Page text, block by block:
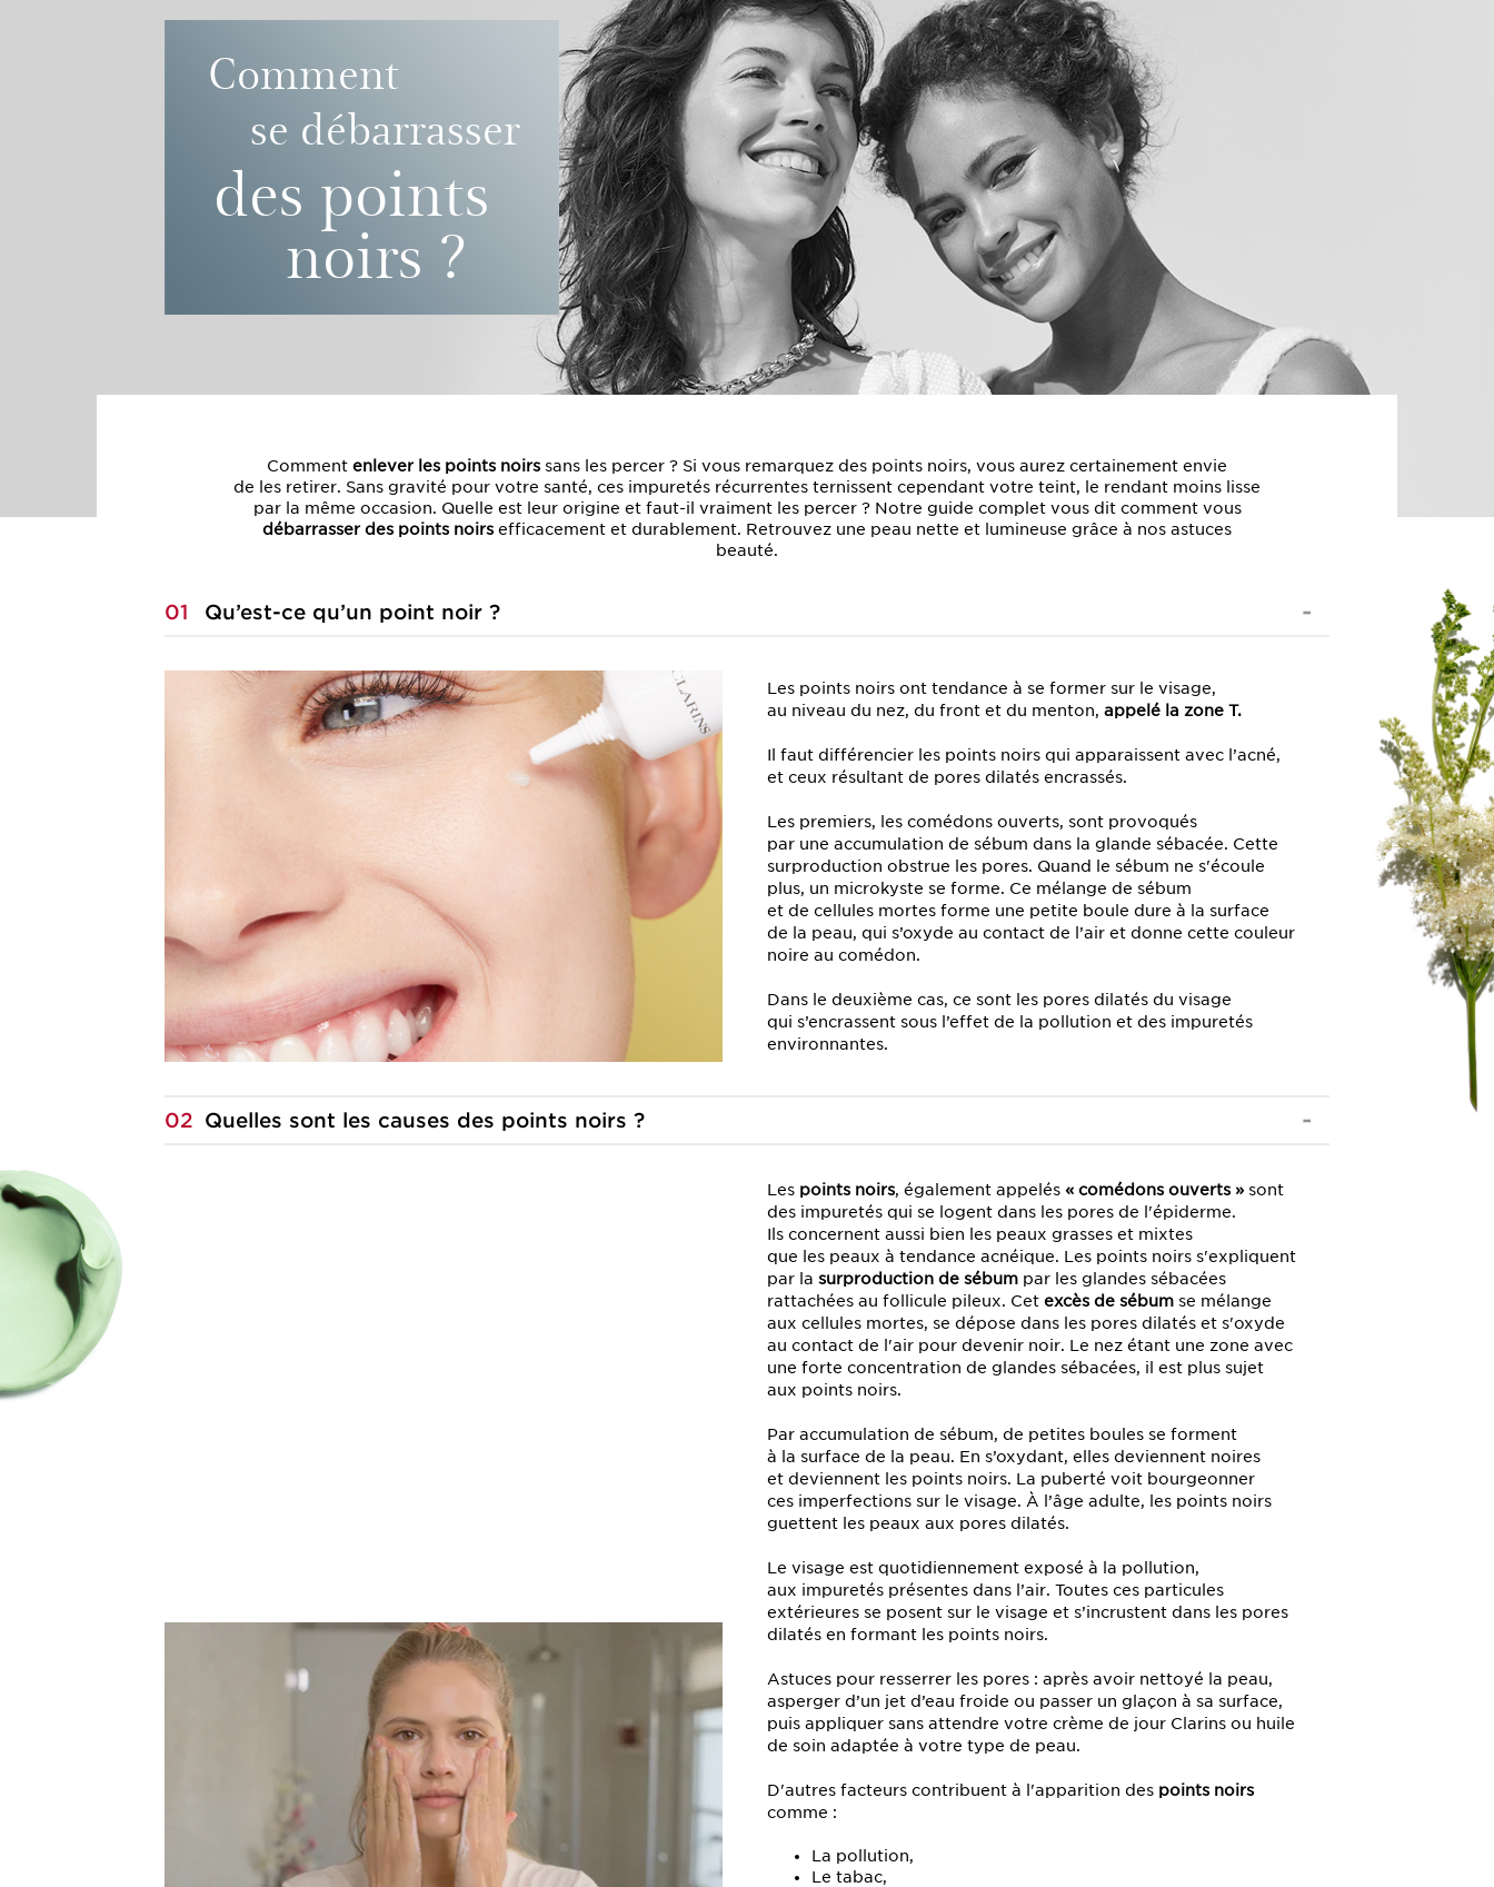
Comment
se débarrasser
des points
noirs ?
Comment enlever les points noirs sans les percer ? Si vous remarquez des points noirs, vous aurez certainement envie
de les retirer. Sans gravité pour votre santé, ces impuretés récurrentes ternissent cependant votre teint, le rendant moins lisse
par la même occasion. Quelle est leur origine et faut-il vraiment les percer ? Notre guide complet vous dit comment vous
débarrasser des points noirs efficacement et durablement. Retrouvez une peau nette et lumineuse grâce à nos astuces
beauté.
01 Qu’est-ce qu’un point noir ?
Les points noirs ont tendance à se former sur le visage,
au niveau du nez, du front et du menton, appelé la zone T.
Il faut différencier les points noirs qui apparaissent avec l’acné,
et ceux résultant de pores dilatés encrassés.
Les premiers, les comédons ouverts, sont provoqués
par une accumulation de sébum dans la glande sébacée. Cette
surproduction obstrue les pores. Quand le sébum ne s'écoule
plus, un microkyste se forme. Ce mélange de sébum
et de cellules mortes forme une petite boule dure à la surface
de la peau, qui s’oxyde au contact de l’air et donne cette couleur
noire au comédon.
Dans le deuxième cas, ce sont les pores dilatés du visage
qui s’encrassent sous l’effet de la pollution et des impuretés
environnantes.
02 Quelles sont les causes des points noirs ?
Les points noirs, également appelés « comédons ouverts »sont
des impuretés qui se logent dans les pores de l'épiderme.
Ils concernent aussi bien les peaux grasses et mixtes
que les peaux à tendance acnéique. Les points noirs s'expliquent
par la surproduction de sébum par les glandes sébacées
rattachées au follicule pileux. Cet excès de sébum se mélange
aux cellules mortes, se dépose dans les pores dilatés et s'oxyde
au contact de l'air pour devenir noir. Le nez étant une zone avec
une forte concentration de glandes sébacées, il est plus sujet
aux points noirs.
Par accumulation de sébum, de petites boules se forment
à la surface de la peau. En s’oxydant, elles deviennent noires
et deviennent les points noirs. La puberté voit bourgeonner
ces imperfections sur le visage. À l’âge adulte, les points noirs
guettent les peaux aux pores dilatés.
Le visage est quotidiennement exposé à la pollution,
aux impuretés présentes dans l’air. Toutes ces particules
extérieures se posent sur le visage et s’incrustent dans les pores
dilatés en formant les points noirs.
Astuces pour resserrer les pores : après avoir nettoyé la peau,
asperger d’un jet d’eau froide ou passer un glaçon à sa surface,
puis appliquer sans attendre votre crème de jour Clarins ou huile
de soin adaptée à votre type de peau.
D'autres facteurs contribuent à l'apparition des points noirs
comme :
La pollution,
Le tabac,